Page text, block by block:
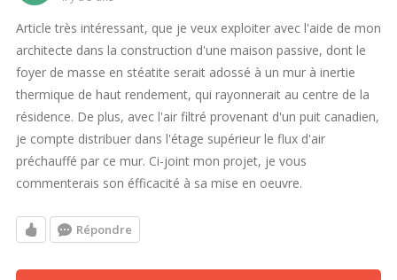
Article très intéressant, que je veux exploiter avec l'aide de mon
architecte dans la construction d'une maison passive, dont le
foyer de masse en stéatite serait adossé à un mur à inertie
thermique de haut rendement, qui rayonnerait au centre de la
résidence. De plus, avec l'air filtré provenant d'un puit canadien,
je compte distribuer dans l'étage supérieur le flux d'air
préchauffé par ce mur. Ci-joint mon projet, je vous
commenterais son éfficacité à sa mise en oeuvre.
Répondre